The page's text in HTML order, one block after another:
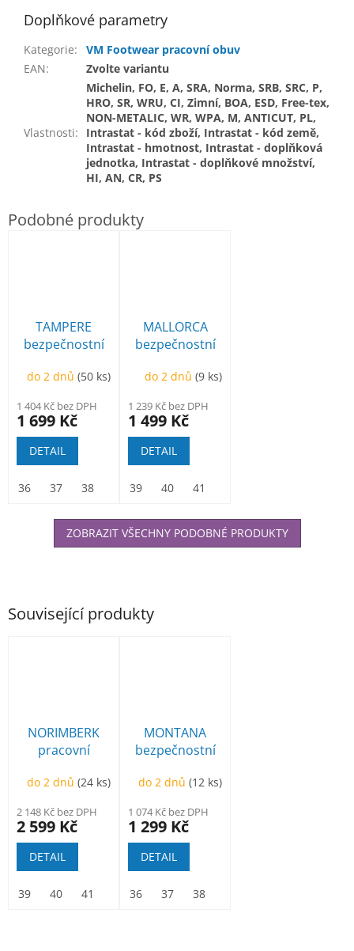
Související produkty
NORIMBERK
pracovní
do 2 dnů(24 ks)
2 148 Kč bez DPH
2 599 Kč
DETAIL
39 40 41
MONTANA
bezpečnostní
do 2 dnů(12 ks)
1 074 Kč bez DPH
1 299 Kč
DETAIL
36 37 38
Doplňkové parametry
Kategorie:
VM Footwear pracovní obuv
EAN: Zvolte variantu
Vlastnosti:
Michelin, FO, E, A, SRA, Norma, SRB, SRC, P,
HRO, SR, WRU, CI, Zimní, BOA, ESD, Free-tex,
NON-METALIC, WR, WPA, M, ANTICUT, PL,
Intrastat - kód zboží, Intrastat - kód země,
Intrastat - hmotnost, Intrastat - doplňková
jednotka, Intrastat - doplňkové množství,
HI, AN, CR, PS
TAMPERE
bezpečnostní
do 2 dnů(50 ks)
1 404 Kč bez DPH
1 699 Kč
DETAIL
36 37 38
MALLORCA
bezpečnostní
do 2 dnů(9 ks)
1 239 Kč bez DPH
1 499 Kč
DETAIL
39 40 41
ZOBRAZIT VŠECHNY PODOBNÉ PRODUKTY